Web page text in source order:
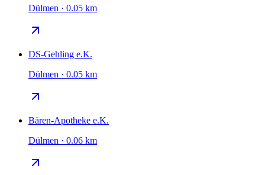
Dülmen · 0.05 km
DS-Gehling e.K.
Dülmen · 0.05 km
Bären-Apotheke e.K.
Dülmen · 0.06 km